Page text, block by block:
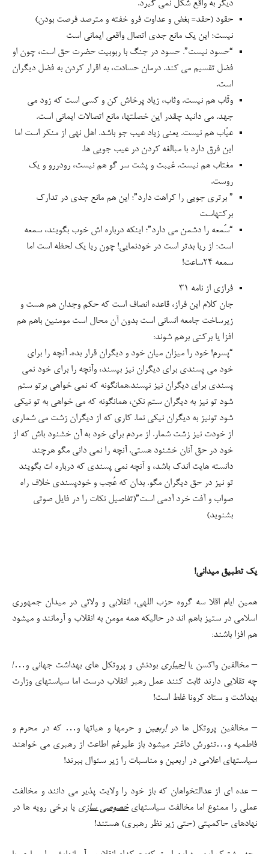
دیگر به واقع شکل نمی گیرد.
حقود (حقد= بغض و عداوت فرو خفته و مترصد فرصت بودن)
نیست؛ این یک مانع جدی اتصال واقعی ایمانی است
“حسود نیست”. حسود در جنگ با ربوبیت حضرت حق است، چون او
فضل تقسیم می کند. درمان حسادت، به اقرار کردن به فضل دیگران
است.
وثّاب هم نیست. وثاب، زیاد پرخاش کن و کسی است که زود می
جهد. می دانید چقدر این خصلتها، مانع اتصالات ایمانی است.
عیّاب هم نیست. یعنی زیاد عیب جو باشد. اهل نهی از منکر است اما
این فرق دارد با مبالغه کردن در عیب جویی ها.
مغتاب هم نیست. غیبت و پشت سر گو هم نیست، رودررو و یک
روست.
” برتری جویی را کراهت دارد”؛ این هم مانع جدی در تدارک
برکتهاست
“سُمعه را دشمن می دارد”؛ اینکه درباره اش خوب بگویند، سمعه
است؛ از ریا بدتر است در خودنمایی! چون ریا یک لحظه است اما
سمعه ۲۴ساعت!
فرازی از نامه ۳۱
جان کلام این فراز، قاعده انصاف است که حکم وجدان هم هست و
زیرساخت جامعه انسانی است بدون آن محال است مومنین باهم هم
افزا یا برکتی برهم شوند:
“پسرم! خود را میزان میان خود و دیگران قرار بده. آنچه را برای
خود می پسندی برای دیگران نیز بپسند، وآنچه را برای خود نمی
پسندی برای دیگران نیز نپسند.همانگونه که نمی خواهی برتو ستم
شود تو نیز به دیگران ستم نکن، همانگونه که می خواهی به تو نیکی
شود تونیز به دیگران نیکی نما. کاری که از دیگران زشت می شماری
از خودت نیز زشت شمار. از مردم برای خود به آن خشنود باش که از
خود در حق آنان خشنود هستی. آنچه را نمی دانی مگو هرچند
دانسته هایت اندک باشد، و آنچه نمی پسندی که درباره ات بگویند
تو نیز در حق دیگران مگو. بدان که عُجب و خودپسندی خلاف راه
صواب و آفت خرد آدمی است”(تفاصیل نکات را در فایل صوتی
بشنوید)
یک تطبیق میدانی!
همین ایام اقلا سه گروه حزب اللهی، انقلابی و ولائی در میدان جمهوری
اسلامی در ستیز باهم اند در حالیکه همه مومن به انقلاب و آرمانند و میشود
هم افزا باشند:
– مخالفین واکسن یااجباری بودنش و پروتکل های بهداشت جهانی و…/
چه تقلایی دارند ثابت کنند عمل رهبر انقلاب درست اما سیاستهای وزارت
بهداشت و ستاد کرونا غلط است!
– مخالفین پروتکل ها دراربعین و حرمها و هیاتها و… که در محرم و
فاطمیه و…تنورش داغتر میشود باز علیرغم اطاعت از رهبری می خواهند
سیاستهای اعلامی در اربعین و مناسبات را زیر سئوال ببرند!
– عده ای از عدالتخواهان که باز خود را ولایت پذیر می دانند و مخالفت
عملی را ممنوع اما مخالفت سیاستهایخصوصی سازی یا برخی رویه ها در
نهادهای حاکمیتی (حتی زیر نظر رهبری) هستند!